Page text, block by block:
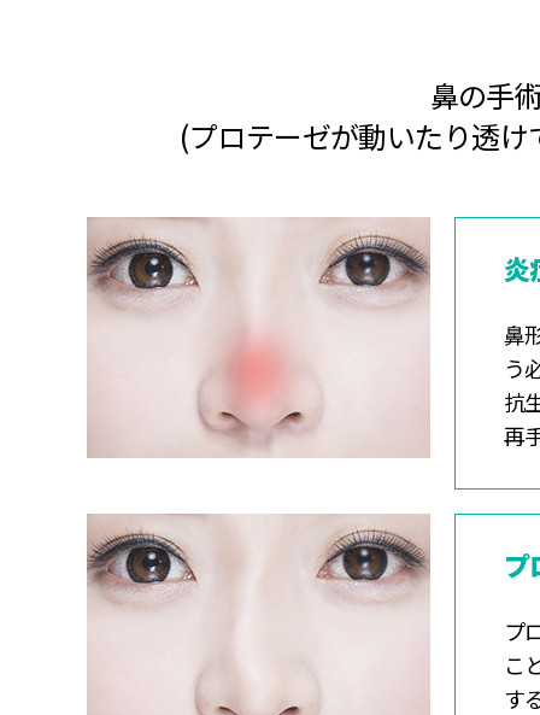
鼻の手
(プロテーゼが動いたり透
炎
鼻
う
抗
再
プ
プ
こ
す